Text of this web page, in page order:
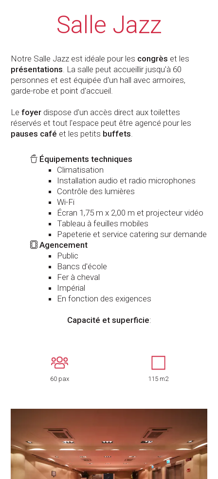
Salle Jazz
Notre Salle Jazz est idéale pour les congrès et les
présentations. La salle peut accueillir jusqu'à 60
personnes et est équipée d'un hall avec armoires,
garde-robe et point d'accueil.
Le foyerdispose d'un accès direct aux toilettes
réservés et tout l'espace peut être agencé pour les
pauses café et les petits buffets.
Équipements techniques
Climatisation
Installation audio et radio microphones
Contrôle des lumières
Wi-Fi
Écran 1,75 m x 2,00 m et projecteur vidéo
Tableau à feuilles mobiles
Papeterie et service catering sur demande
Agencement
Public
Bancs d'école
Fer à cheval
Impérial
En fonction des exigences
Capacité et superficie:
60 pax 115 m2